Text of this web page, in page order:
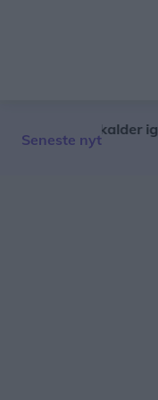
Seneste nyt
kalder igen